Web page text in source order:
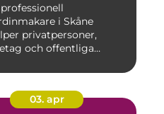
i Skåne
privatpersoner,
och offentliga
03. apr